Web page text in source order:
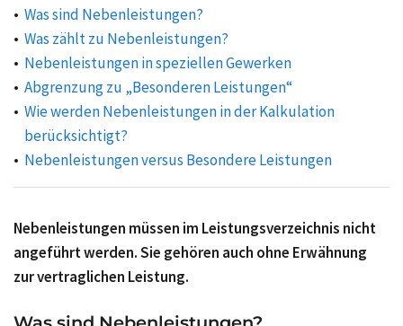
Was sind Nebenleistungen?
Was zählt zu Nebenleistungen?
Nebenleistungen in speziellen Gewerken
Abgrenzung zu „Besonderen Leistungen“
Wie werden Nebenleistungen in der Kalkulation
berücksichtigt?
Nebenleistungen versus Besondere Leistungen
Nebenleistungen müssen im Leistungsverzeichnis nicht
angeführt werden. Sie gehören auch ohne Erwähnung
zur vertraglichen Leistung.